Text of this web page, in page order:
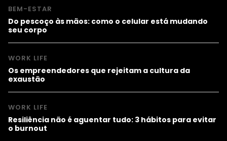
BEM-ESTAR
Do pescoço às mãos: como o celular está mudando
seu corpo
WORK LIFE
Os empreendedores que rejeitam a cultura da
exaustão
WORK LIFE
Resiliência não é aguentar tudo: 3 hábitos para evitar
o burnout